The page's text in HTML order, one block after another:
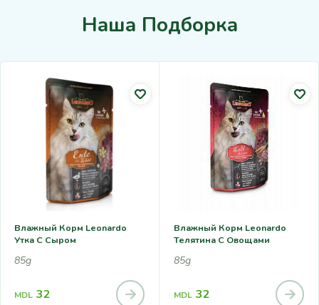
Наша Подборка
Влажный Корм Leonardo
Утка С Сыром
85g
MDL 32
Влажный Корм Leonardo
Телятина С Овощами
85g
MDL 32